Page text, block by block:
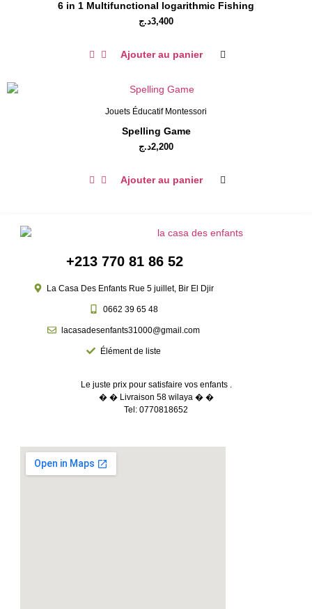
6 in 1 Multifunctional logarithmic Fishing
3,400د.ج
Ajouter au panier
Jouets Éducatif Montessori
Spelling Game
2,200د.ج
Ajouter au panier
+213 770 81 86 52
La Casa Des Enfants Rue 5 juillet, Bir El Djir
0662 39 65 48
lacasadesenfants31000@gmail.com
Élément de liste
Le juste prix pour satisfaire vos enfants .
� � Livraison 58 wilaya � �
Tel: 0770818652